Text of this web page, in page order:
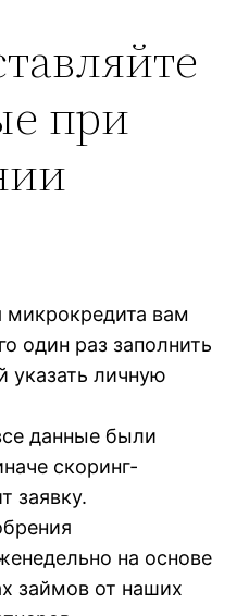
при
вам
один раз заполнить
указать личную
данные были
скоринг-
заявку.
на основе
займов от наших